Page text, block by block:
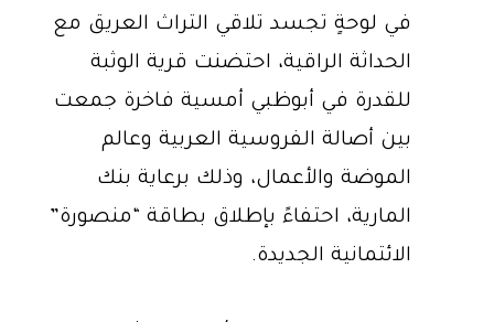
في لوحةٍ تجسد تلاقي التراث العريق مع
الحداثة الراقية، احتضنت قرية الوثبة
للقدرة في أبوظبي أمسية فاخرة جمعت
بين أصالة الفروسية العربية وعالم
الموضة والأعمال، وذلك برعاية بنك
المارية، احتفاءً بإطلاق بطاقة “منصورة”
الائتمانية الجديدة.